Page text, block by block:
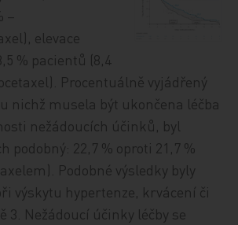
–
elevace
% pacientů (8,4
Procentuálně vyjádřený
nichž musela být ukončena léčba
nežádoucích účinků, byl
podobný: 22,7 % oproti 21,7 %
Podobné výsledky byly
výskytu hypertenze, krvácení či
3. Nežádoucí účinky léčby se